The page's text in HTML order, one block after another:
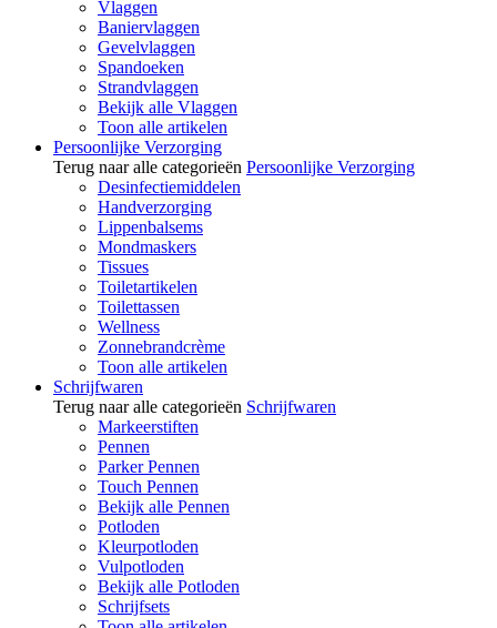
Vlaggen
Baniervlaggen
Gevelvlaggen
Spandoeken
Strandvlaggen
Bekijk alle Vlaggen
Toon alle artikelen
Persoonlijke Verzorging
Terug naar alle categorieën Persoonlijke Verzorging
Desinfectiemiddelen
Handverzorging
Lippenbalsems
Mondmaskers
Tissues
Toiletartikelen
Toilettassen
Wellness
Zonnebrandcrème
Toon alle artikelen
Schrijfwaren
Terug naar alle categorieën Schrijfwaren
Markeerstiften
Pennen
Parker Pennen
Touch Pennen
Bekijk alle Pennen
Potloden
Kleurpotloden
Vulpotloden
Bekijk alle Potloden
Schrijfsets